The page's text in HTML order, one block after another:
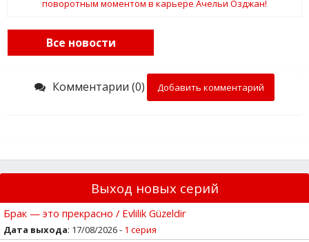
Все новости
Комментарии (0) Добавить комментарий
Выход новых серий
Брак — это прекрасно / Evlilik Güzeldir
Дата выхода: 17/08/2026 - 1 серия